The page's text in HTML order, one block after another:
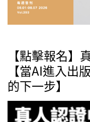
【點擊報名】
【當AI進入出
的下一步】